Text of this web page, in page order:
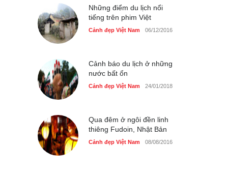
Những điểm du lịch nổi
tiếng trên phim Việt
Cảnh đẹp Việt Nam 06/12/2016
Cảnh báo du lịch ở những
nước bất ổn
Cảnh đẹp Việt Nam 24/01/2018
Qua đêm ở ngôi đền linh
thiêng Fudoin, Nhật Bản
Cảnh đẹp Việt Nam 08/08/2016